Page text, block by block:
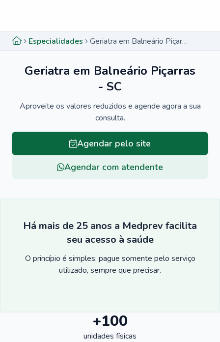
Especialidades Geriatra em Balneário Piçarras - SC
Geriatra em Balneário Piçarras
- SC
Aproveite os valores reduzidos e agende agora a sua
consulta.
Agendar pelo site
Agendar com atendente
Há mais de 25 anos a Medprev facilita
seu acesso à saúde
O princípio é simples: pague somente pelo serviço
utilizado, sempre que precisar.
+100
unidades físicas